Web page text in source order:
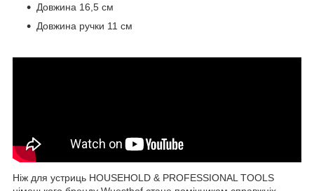
Довжина 16,5 см
Довжина ручки 11 см
Ніж для устриць HOUSEHOLD & PROFESSIONAL TOOLS